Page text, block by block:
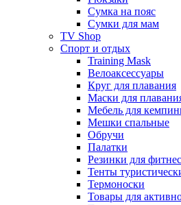
Сумка на пояс
Сумки для мам
TV Shop
Спорт и отдых
Training Mask
Велоаксессуары
Круг для плавания
Маски для
Мебель для
Мешки спальные
Обручи
Палатки
Резинки для
Тенты
Термоноски
Товары для